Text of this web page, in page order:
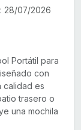
28/07/2026
Portátil para
con
calidad es
trasero o
una mochila